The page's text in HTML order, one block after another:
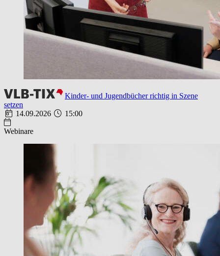
Kinder- und Jugendbücher richtig in Szene
setzen
14.09.2026
15:00
Webinare